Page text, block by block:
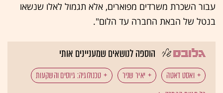
עבור השכרת משרדים מפוארים, אלא תגמול לאלו שנשאו
בנטל של הבאת החברה עד הלום".
הוספה לנושאים שמעניינים אותי
ואסט דאטה יאיר שניר
טכנולוגיה: גיוסים והשקעות